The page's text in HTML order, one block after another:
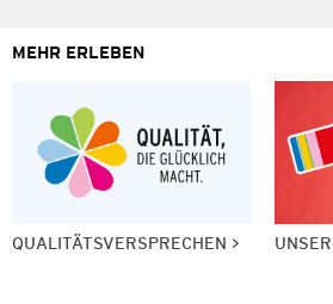
MEHR ERLEBEN
QUALITÄTSVERSPRECHEN